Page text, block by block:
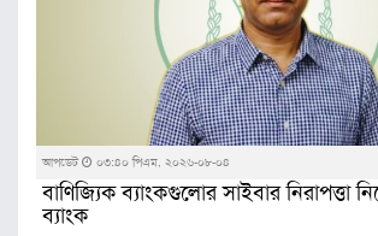
আপডেট ০৩:৪০ পিএম, ২০২৬-০৮-০৪
বাণিজ্যিক ব্যাংকগুলোর সাইবার নিরাপত্তা
ব্যাংক